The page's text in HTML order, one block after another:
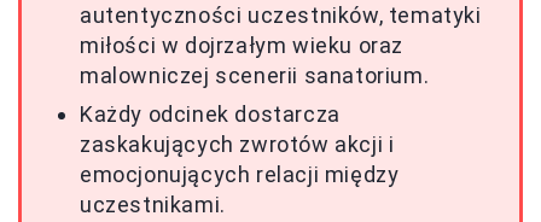
autentyczności uczestników, tematyki
miłości w dojrzałym wieku oraz
malowniczej scenerii sanatorium.
Każdy odcinek dostarcza
zaskakujących zwrotów akcji i
emocjonujących relacji między
uczestnikami.